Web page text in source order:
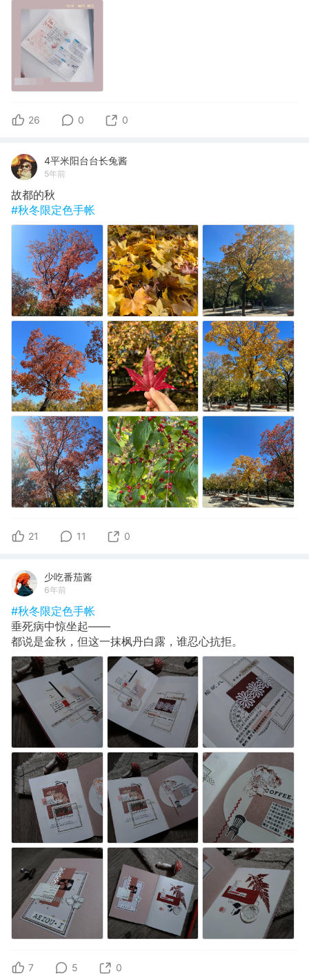
26 0 0
4平米阳台台长兔酱
5年前
故都的秋
#秋冬限定色手帐
21 11 0
少吃番茄酱
6年前
#秋冬限定色手帐
垂死病中惊坐起——
都说是金秋，但这一抹枫丹白露，谁忍心抗拒。
7 5 0